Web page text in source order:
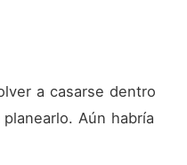
a casarse dentro
Aún habría